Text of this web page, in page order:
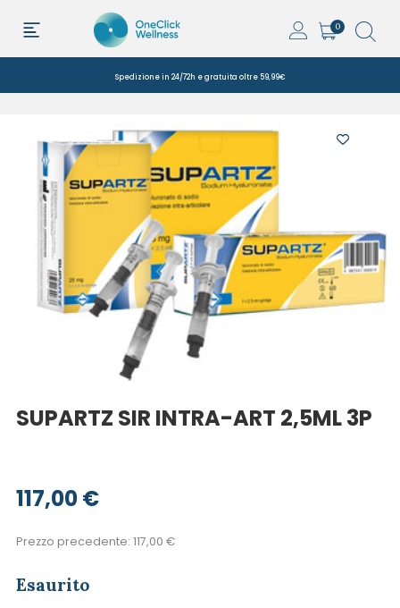
0
Spedizione in 24/72h e gratuita oltre 59,99€
SUPARTZ SIR INTRA-ART 2,5ML 3P
117,00€
Prezzo precedente: 117,00 €
Esaurito